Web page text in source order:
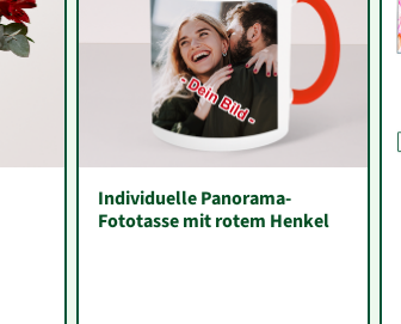
Individuelle Panorama-
Fototasse mit rotem Henkel